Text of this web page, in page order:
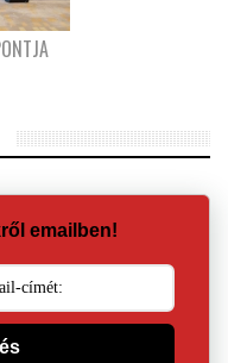
emailben!